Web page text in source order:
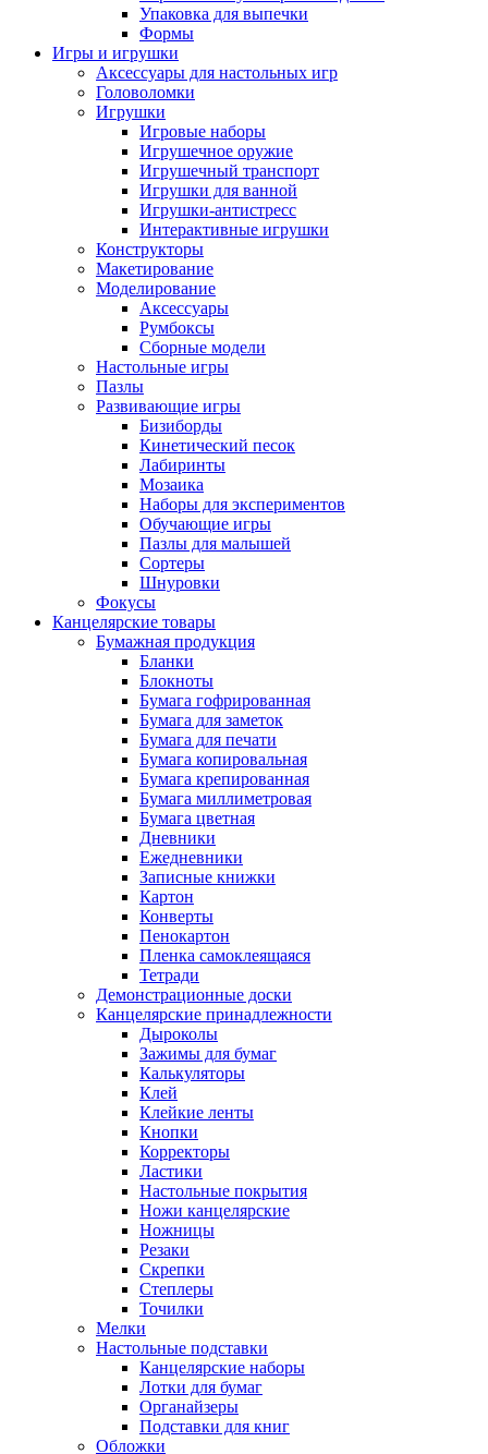
Упаковка для выпечки
Формы
Игры и игрушки
Аксессуары для настольных игр
Головоломки
Игрушки
Игровые наборы
Игрушечное оружие
Игрушечный транспорт
Игрушки для ванной
Игрушки-антистресс
Интерактивные игрушки
Конструкторы
Макетирование
Моделирование
Аксессуары
Румбоксы
Сборные модели
Настольные игры
Пазлы
Развивающие игры
Бизиборды
Кинетический песок
Лабиринты
Мозаика
Наборы для экспериментов
Обучающие игры
Пазлы для малышей
Сортеры
Шнуровки
Фокусы
Канцелярские товары
Бумажная продукция
Бланки
Блокноты
Бумага гофрированная
Бумага для заметок
Бумага для печати
Бумага копировальная
Бумага крепированная
Бумага миллиметровая
Бумага цветная
Дневники
Ежедневники
Записные книжки
Картон
Конверты
Пенокартон
Пленка самоклеящаяся
Тетради
Демонстрационные доски
Канцелярские принадлежности
Дыроколы
Зажимы для бумаг
Калькуляторы
Клей
Клейкие ленты
Кнопки
Корректоры
Ластики
Настольные покрытия
Ножи канцелярские
Ножницы
Резаки
Скрепки
Степлеры
Точилки
Мелки
Настольные подставки
Канцелярские наборы
Лотки для бумаг
Органайзеры
Подставки для книг
Обложки